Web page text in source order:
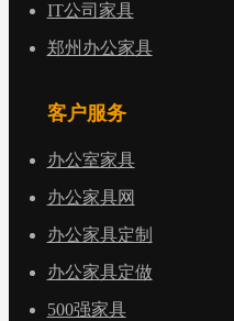
IT公司家具
郑州办公家具
客户服务
办公室家具
办公家具网
办公家具定制
办公家具定做
500强家具